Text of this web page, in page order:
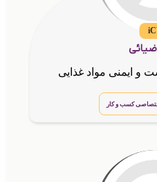
و ایمنی مواد غذایی
کسب و کار